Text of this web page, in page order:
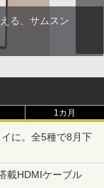
る、サムスン
1カ月
に。全5種で8月下
載HDMIケーブル